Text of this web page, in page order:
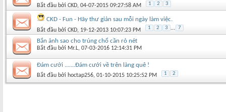
Bắt đầu bởi CKD‎, 04-07-2015 09:27:58 AM 1 2 3
CKD - Fun - Hãy thư giản sau mỗi ngày làm việc.
Bắt đầu bởi CKD‎, 19-12-2013 10:07:23 PM 1 2 3 ... 7
Bắn ảnh sao cho trúng chổ cần rỏ nét
Bắt đầu bởi Mr.L‎, 07-03-2016 12:14:31 PM
Đám cưới .......Đám cưới về trên làng quê !
Bắt đầu bởi hoctap256‎, 01-10-2015 10:25:52 PM 1 2